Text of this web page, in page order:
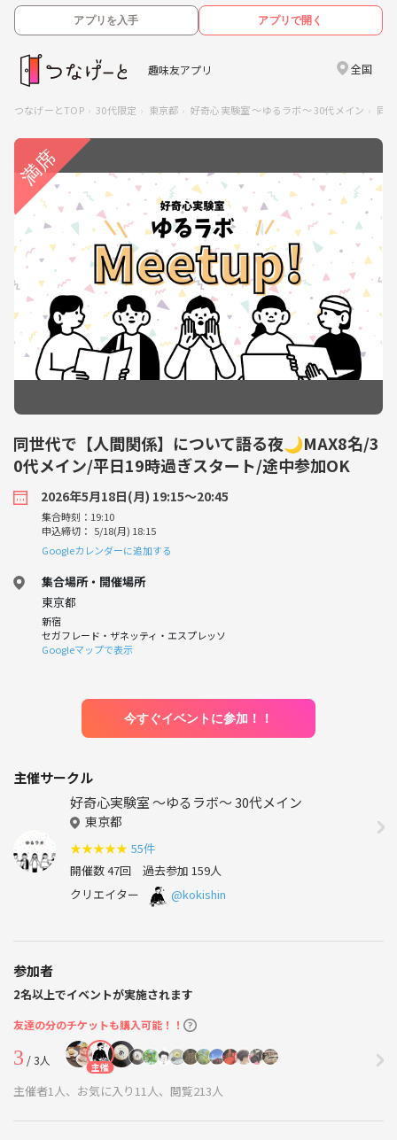
アプリを入手 アプリで開く
趣味友アプリ 全国
つなげーとTOP 30代限定 東京都 好奇心実験室 ～ゆるラボ～ 30代メイン 同
同世代で【人間関係】について語る夜🌙MAX8名/3
0代メイン/平日19時過ぎスタート/途中参加OK
2026年5月18日(月) 19:15〜20:45
集合時刻：19:10
申込締切： 5/18(月) 18:15
Googleカレンダーに追加する
集合場所・開催場所
東京都
新宿
セガフレード・ザネッティ・エスプレッソ
Googleマップで表示
今すぐイベントに参加！！
主催サークル
好奇心実験室 ～ゆるラボ～ 30代メイン
東京都
★★★★★ 55件
開催数 47回 過去参加 159人
クリエイター
@kokishin
参加者
2名以上でイベントが実施されます
友達の分のチケットも購入可能！！
3 / 3人 主催
主催者1人、お気に入り11人、閲覧213人